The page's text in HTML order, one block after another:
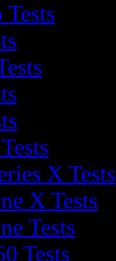
Tests
X Tests
X Tests
Tests
Tests